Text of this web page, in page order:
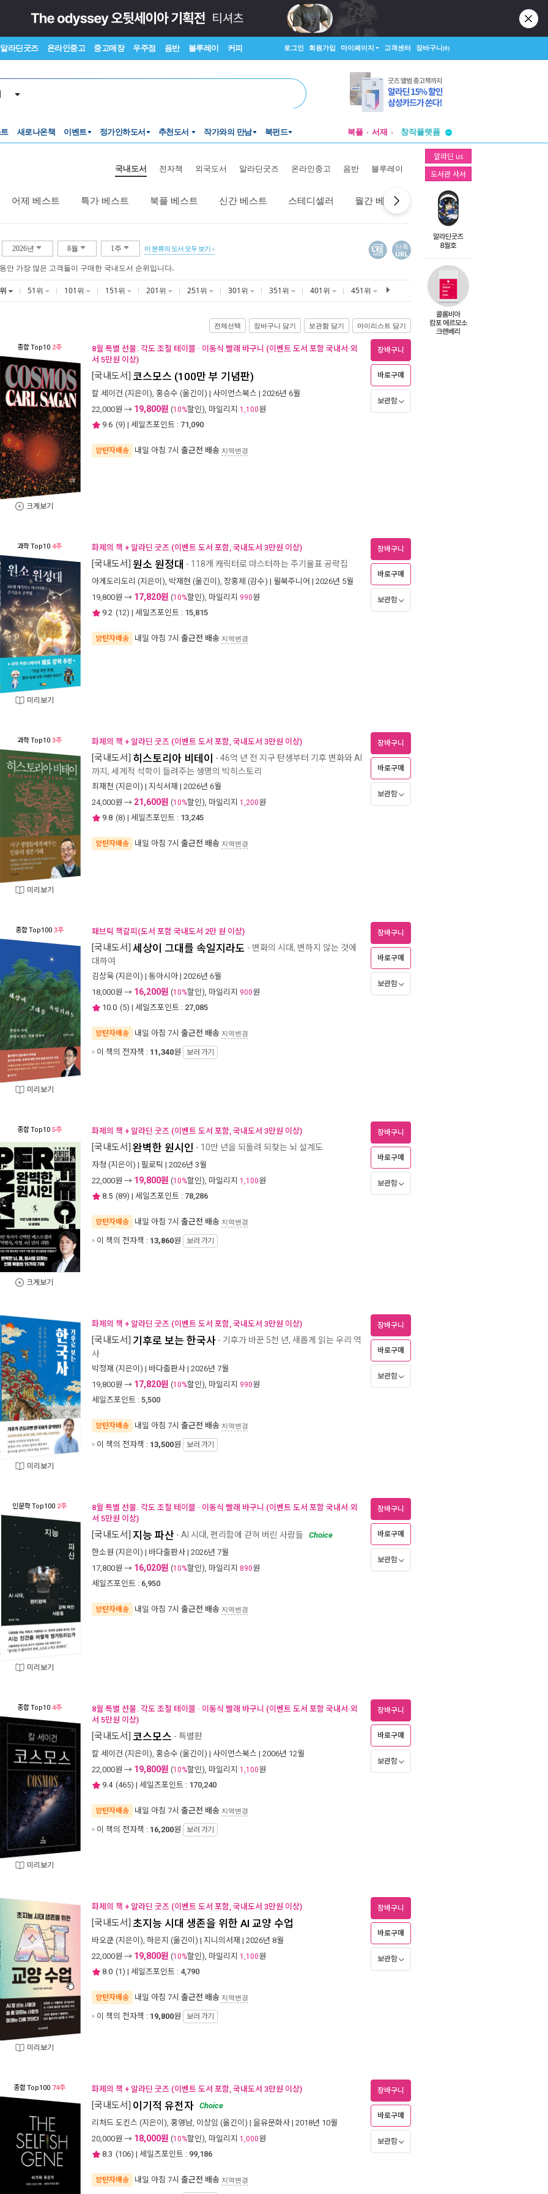
알라딘굿즈 온라인중고 중고매장 우주점 음반 블루레이 커피 로그인 회원가입 마이페이지 고객센터 장바구니(0)
새로나온책 이벤트 정가인하도서 추천도서 작가와의 만남 북펀드 북플 서재
창작플랫폼
투비컨티뉴드
알라딘 us
도서관 사서
국내도서 전자책 외국도서 알라딘굿즈 온라인중고 음반 블루레이
어제 베스트 특가 베스트 북플 베스트 신간 베스트 스테디셀러 월간 베스트 역대 베스트
2026년 8월 1주 이 분류의 도서 모두 보기
단축
URL
안 가장 많은 고객들이 구매한 국내도서 순위입니다.
51위 101위 151위 201위 251위 301위 351위 401위 451위
전체선택 장바구니 담기 보관함 담기 마이리스트 담기
종합Top10 2주
크게보기
8월 특별 선물. 각도 조절 테이블 · 이동식 빨래 바구니 (이벤트 도서 포함 국내서·외
서 5만원 이상)
[국내도서] 코스모스 (100만 부 기념판)
칼 세이건 (지은이), 홍승수 (옮긴이) | 사이언스북스 | 2026년 6월
22,000원 → 19,800원 (10%할인), 마일리지 1,100원
9.6 (9) | 세일즈포인트 : 71,090
양탄자배송 내일 아침 7시 출근전 배송 지역변경
장바구니
바로구매
보관함
과학Top10 4주
미리보기
화제의 책 + 알라딘 굿즈 (이벤트 도서 포함, 국내도서 3만원 이상)
[국내도서] 원소 원정대 - 118개 캐릭터로 마스터하는 주기율표 공략집
아게도리도리 (지은이), 박재현 (옮긴이), 장홍제 (감수) | 윌북주니어 | 2026년 5월
19,800원 → 17,820원 (10%할인), 마일리지 990원
9.2 (12) | 세일즈포인트 : 15,815
양탄자배송 내일 아침 7시 출근전 배송 지역변경
장바구니
바로구매
보관함
과학Top10 3주
미리보기
화제의 책 + 알라딘 굿즈 (이벤트 도서 포함, 국내도서 3만원 이상)
[국내도서] 히스토리아 비테이 - 46억 년 전 지구 탄생부터 기후 변화와 AI
까지, 세계적 석학이 들려주는 생명의 빅히스토리
최재천 (지은이) | 지식서재 | 2026년 6월
24,000원 → 21,600원 (10%할인), 마일리지 1,200원
9.8 (8) | 세일즈포인트 : 13,245
양탄자배송 내일 아침 7시 출근전 배송 지역변경
장바구니
바로구매
보관함
종합Top100 3주
미리보기
패브릭 책갈피(도서 포함 국내도서 2만 원 이상)
[국내도서] 세상이 그대를 속일지라도 - 변화의 시대, 변하지 않는 것에
대하여
김상욱 (지은이) | 동아시아 | 2026년 6월
18,000원 → 16,200원 (10%할인), 마일리지 900원
10.0 (5) | 세일즈포인트 : 27,085
양탄자배송 내일 아침 7시 출근전 배송 지역변경
이 책의 전자책 : 11,340원 보러 가기
장바구니
바로구매
보관함
종합Top10 5주
크게보기
화제의 책 + 알라딘 굿즈 (이벤트 도서 포함, 국내도서 3만원 이상)
[국내도서] 완벽한 원시인 - 10만 년을 되돌려 되찾는 뇌 설계도
자청 (지은이) | 필로틱 | 2026년 3월
22,000원 → 19,800원 (10%할인), 마일리지 1,100원
8.5 (89) | 세일즈포인트 : 78,286
양탄자배송 내일 아침 7시 출근전 배송 지역변경
이 책의 전자책 : 13,860원 보러 가기
장바구니
바로구매
보관함
미리보기
화제의 책 + 알라딘 굿즈 (이벤트 도서 포함, 국내도서 3만원 이상)
[국내도서] 기후로 보는 한국사 - 기후가 바꾼 5천 년, 새롭게 읽는 우리 역
사
박정재 (지은이) | 바다출판사 | 2026년 7월
19,800원 → 17,820원 (10%할인), 마일리지 990원
세일즈포인트 : 5,500
양탄자배송 내일 아침 7시 출근전 배송 지역변경
이 책의 전자책 : 13,500원 보러 가기
장바구니
바로구매
보관함
인문학Top100 2주
미리보기
8월 특별 선물. 각도 조절 테이블 · 이동식 빨래 바구니 (이벤트 도서 포함 국내서·외
서 5만원 이상)
[국내도서] 지능 파산 - AI 시대, 편리함에 갇혀 버린 사람들
Choice
한소원 (지은이) | 바다출판사 | 2026년 7월
17,800원 → 16,020원 (10%할인), 마일리지 890원
세일즈포인트 : 6,950
양탄자배송 내일 아침 7시 출근전 배송 지역변경
장바구니
바로구매
보관함
종합Top10 4주
미리보기
8월 특별 선물. 각도 조절 테이블 · 이동식 빨래 바구니 (이벤트 도서 포함 국내서·외
서 5만원 이상)
[국내도서] 코스모스 - 특별판
칼 세이건 (지은이), 홍승수 (옮긴이) | 사이언스북스 | 2006년 12월
22,000원 → 19,800원 (10%할인), 마일리지 1,100원
9.4 (465) | 세일즈포인트 : 170,240
양탄자배송 내일 아침 7시 출근전 배송 지역변경
이 책의 전자책 : 16,200원 보러 가기
장바구니
바로구매
보관함
미리보기
화제의 책 + 알라딘 굿즈 (이벤트 도서 포함, 국내도서 3만원 이상)
[국내도서] 초지능 시대 생존을 위한 AI 교양 수업
바오쿤 (지은이), 하은지 (옮긴이) | 지니의서재 | 2026년 8월
22,000원 → 19,800원 (10%할인), 마일리지 1,100원
8.0 (1) | 세일즈포인트 : 4,790
양탄자배송 내일 아침 7시 출근전 배송 지역변경
이 책의 전자책 : 19,800원 보러 가기
장바구니
바로구매
보관함
종합Top100 74주 화제의 책 + 알라딘 굿즈 (이벤트 도서 포함, 국내도서 3만원 이상)
[국내도서] 이기적 유전자 Choice
리처드 도킨스 (지은이), 홍영남, 이상임 (옮긴이) | 을유문화사 | 2018년 10월
20,000원 → 18,000원 (10%할인), 마일리지 1,000원
8.3 (106) | 세일즈포인트 : 99,186
양탄자배송 내일 아침 7시 출근전 배송 지역변경
장바구니
바로구매
보관함